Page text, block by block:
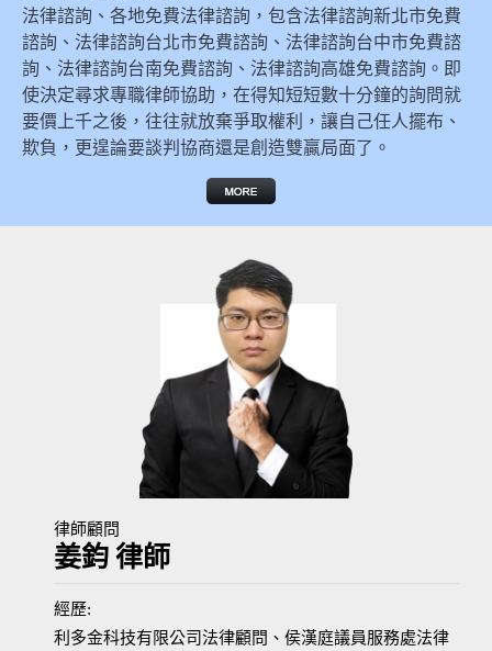
法律諮詢、各地免費法律諮詢，包含法律諮詢新北市免費
諮詢、法律諮詢台北市免費諮詢、法律諮詢台中市免費諮
詢、法律諮詢台南免費諮詢、法律諮詢高雄免費諮詢。即
使決定尋求專職律師協助，在得知短短數十分鐘的詢問就
要價上千之後，往往就放棄爭取權利，讓自己任人擺布、
欺負，更遑論要談判協商還是創造雙贏局面了。
律師顧問
姜鈞 律師
經歷:
利多金科技有限公司法律顧問、侯漢庭議員服務處法律